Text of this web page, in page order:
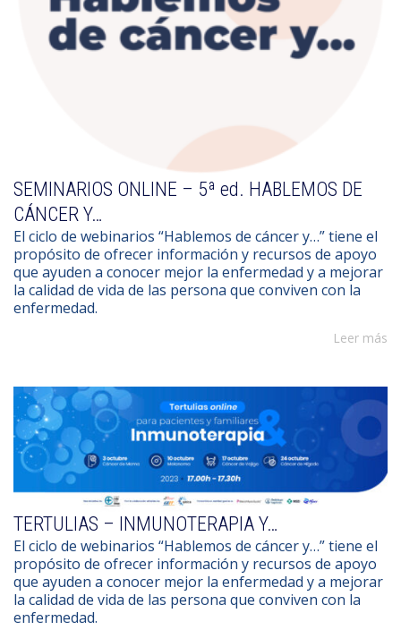
SEMINARIOS ONLINE – 5ª ed. HABLEMOS DE
CÁNCER Y…
El ciclo de webinarios “Hablemos de cáncer y…” tiene el
propósito de ofrecer información y recursos de apoyo
que ayuden a conocer mejor la enfermedad y a mejorar
la calidad de vida de las persona que conviven con la
enfermedad.
Leer más
TERTULIAS – INMUNOTERAPIA Y…
El ciclo de webinarios “Hablemos de cáncer y…” tiene el
propósito de ofrecer información y recursos de apoyo
que ayuden a conocer mejor la enfermedad y a mejorar
la calidad de vida de las persona que conviven con la
enfermedad.